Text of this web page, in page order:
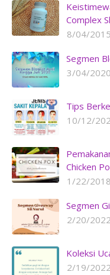
Complex
8/04/
Segmen
3/04/
Tips
10/12/
Chicken
1/22/
Segmen
2/20/
Koleksi
2/19/